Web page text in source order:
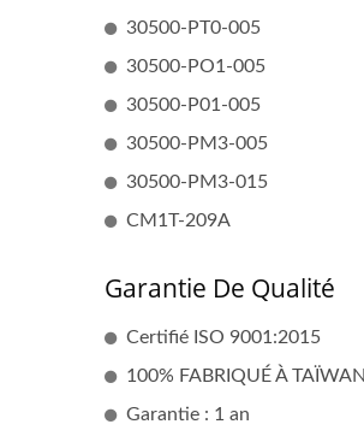
30500-PT0-005
30500-PO1-005
30500-P01-005
30500-PM3-005
30500-PM3-015
CM1T-209A
Garantie De Qualité
Certifié ISO 9001:2015
100% FABRIQUÉ À TAÏWAN
Garantie : 1 an
Bobine D'allumage